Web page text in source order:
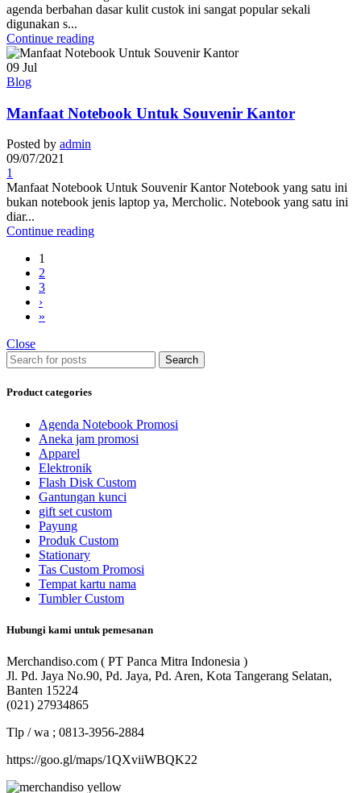
agenda berbahan dasar kulit custok ini sangat popular sekali
digunakan s...
Continue reading
09 Jul
Blog
Manfaat Notebook Untuk Souvenir Kantor
Posted by admin
09/07/2021
1
Manfaat Notebook Untuk Souvenir Kantor Notebook yang satu ini
bukan notebook jenis laptop ya, Mercholic. Notebook yang satu ini
diar...
Continue reading
1
2
3
›
»
Close
Search
Product categories
Agenda Notebook Promosi
Aneka jam promosi
Apparel
Elektronik
Flash Disk Custom
Gantungan kunci
gift set custom
Payung
Produk Custom
Stationary
Tas Custom Promosi
Tempat kartu nama
Tumbler Custom
Hubungi kami untuk pemesanan
Merchandiso.com ( PT Panca Mitra Indonesia )
Jl. Pd. Jaya No.90, Pd. Jaya, Pd. Aren, Kota Tangerang Selatan,
Banten 15224
(021) 27934865
Tlp / wa ; 0813-3956-2884
https://goo.gl/maps/1QXviiWBQK22